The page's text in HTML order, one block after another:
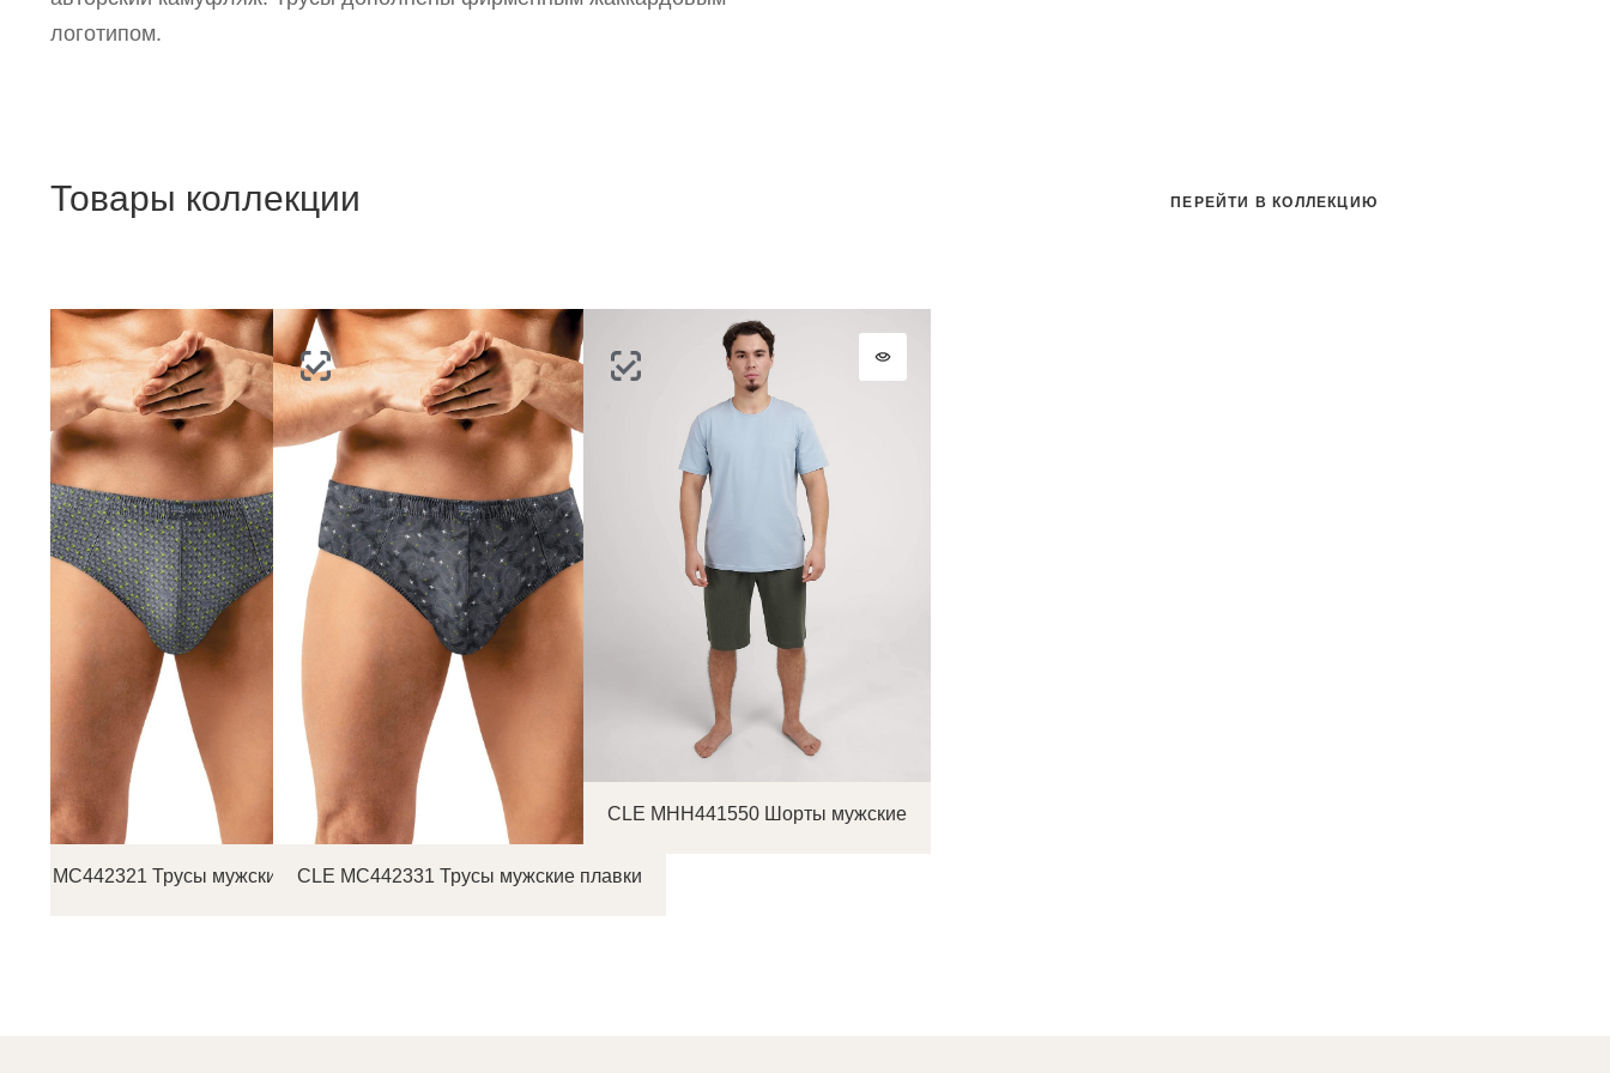
логотипом.
Товары коллекции
CLE MC442321 Трусы мужские плавкиCLE MC442331 Трусы мужские плавки
CLE MHH441550 Шорты мужские
ПЕРЕЙТИ В КОЛЛЕКЦИЮ